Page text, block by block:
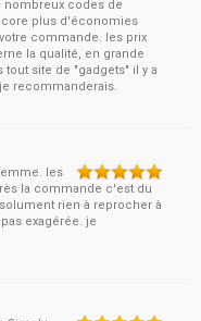
nombreux codes de
plus d'économies
commande. les prix
la qualité, en grande
site de "gadgets" il y a
recommanderais.
les
la commande c'est du
rien à reprocher à
exagérée. je